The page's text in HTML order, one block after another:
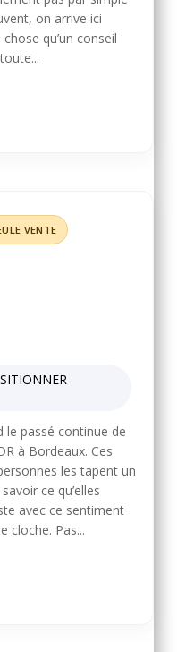
on arrive ici
qu’un conseil
le passé continue de
à Bordeaux. Ces
les tapent un
ce qu’elles
avec ce sentiment
cloche. Pas...